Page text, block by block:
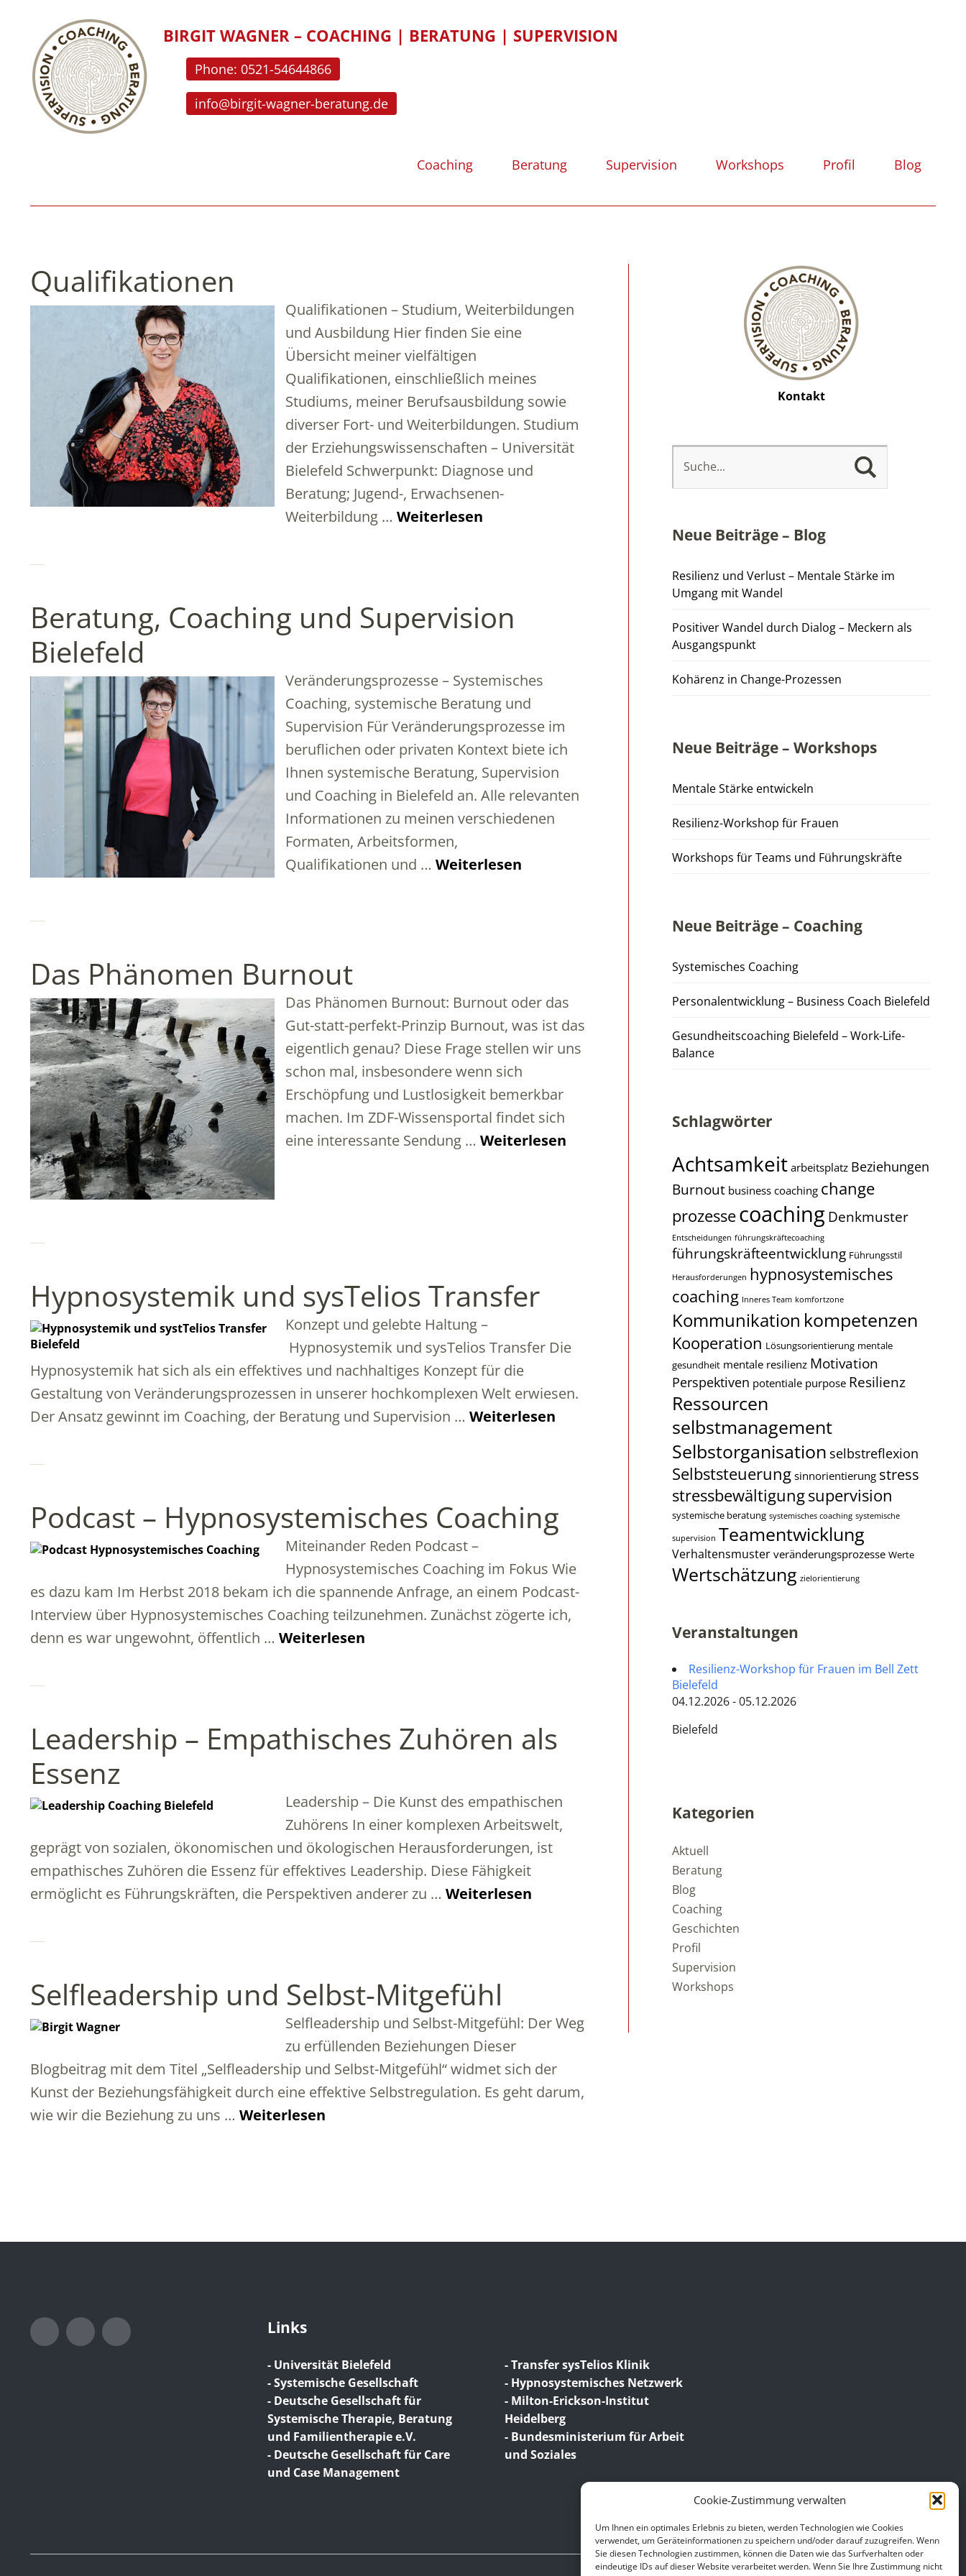
Cookie-Zustimmung verwalten
Um Ihnen ein optimales Erlebnis zu bieten, werden Technologien wie Cookies
verwendet, um Geräteinformationen zu speichern und/oder darauf zuzugreifen. Wenn
Sie diesen Technologien zustimmen, können die Daten wie das Surfverhalten oder
eindeutige IDs auf dieser Website verarbeitet werden. Wenn Sie Ihre Zustimmung nicht
BIRGIT WAGNER – COACHING | BERATUNG | SUPERVISION
Phone: 0521-54644866
info@birgit-wagner-beratung.de
Coaching Beratung Supervision Workshops Profil Blog
Qualifikationen
Qualifikationen – Studium, Weiterbildungen
und Ausbildung Hier finden Sie eine
Übersicht meiner vielfältigen
Qualifikationen, einschließlich meines
Studiums, meiner Berufsausbildung sowie
diverser Fort- und Weiterbildungen. Studium
der Erziehungswissenschaften – Universität
Bielefeld Schwerpunkt: Diagnose und
Beratung; Jugend-, Erwachsenen-
Weiterbildung … Weiterlesen
Beratung, Coaching und Supervision
Bielefeld
Veränderungsprozesse – Systemisches
Coaching, systemische Beratung und
Supervision Für Veränderungsprozesse im
beruflichen oder privaten Kontext biete ich
Ihnen systemische Beratung, Supervision
und Coaching in Bielefeld an. Alle relevanten
Informationen zu meinen verschiedenen
Formaten, Arbeitsformen,
Qualifikationen und … Weiterlesen
Das Phänomen Burnout
Das Phänomen Burnout: Burnout oder das
Gut-statt-perfekt-Prinzip Burnout, was ist das
eigentlich genau? Diese Frage stellen wir uns
schon mal, insbesondere wenn sich
Erschöpfung und Lustlosigkeit bemerkbar
machen. Im ZDF-Wissensportal findet sich
eine interessante Sendung … Weiterlesen
Hypnosystemik und sysTelios Transfer
Konzept und gelebte Haltung –
Hypnosystemik und sysTelios Transfer Die
Hypnosystemik hat sich als ein effektives und nachhaltiges Konzept für die
Gestaltung von Veränderungsprozessen in unserer hochkomplexen Welt erwiesen.
Der Ansatz gewinnt im Coaching, der Beratung und Supervision … Weiterlesen
Podcast – Hypnosystemisches Coaching
Miteinander Reden Podcast –
Hypnosystemisches Coaching im Fokus Wie
es dazu kam Im Herbst 2018 bekam ich die spannende Anfrage, an einem Podcast-
Interview über Hypnosystemisches Coaching teilzunehmen. Zunächst zögerte ich,
denn es war ungewohnt, öffentlich … Weiterlesen
Leadership – Empathisches Zuhören als
Essenz
Leadership – Die Kunst des empathischen
Zuhörens In einer komplexen Arbeitswelt,
geprägt von sozialen, ökonomischen und ökologischen Herausforderungen, ist
empathisches Zuhören die Essenz für effektives Leadership. Diese Fähigkeit
ermöglicht es Führungskräften, die Perspektiven anderer zu … Weiterlesen
Selfleadership und Selbst-Mitgefühl
Selfleadership und Selbst-Mitgefühl: Der Weg
zu erfüllenden Beziehungen Dieser
Blogbeitrag mit dem Titel „Selfleadership und Selbst-Mitgefühl“ widmet sich der
Kunst der Beziehungsfähigkeit durch eine effektive Selbstregulation. Es geht darum,
wie wir die Beziehung zu uns … Weiterlesen
Kontakt
Neue Beiträge – Blog
Resilienz und Verlust – Mentale Stärke im
Umgang mit Wandel
Positiver Wandel durch Dialog – Meckern als
Ausgangspunkt
Kohärenz in Change-Prozessen
Neue Beiträge – Workshops
Mentale Stärke entwickeln
Resilienz-Workshop für Frauen
Workshops für Teams und Führungskräfte
Neue Beiträge – Coaching
Systemisches Coaching
Personalentwicklung – Business Coach Bielefeld
Gesundheitscoaching Bielefeld – Work-Life-
Balance
Schlagwörter
Achtsamkeit arbeitsplatz Beziehungen
Burnout business coaching change
prozessecoaching Denkmuster
Entscheidungen führungskräftecoaching
führungskräfteentwicklung Führungsstil
Herausforderungen hypnosystemisches
coaching Inneres Team komfortzone
Kommunikation kompetenzen
Kooperation Lösungsorientierung mentale
gesundheit mentale resilienz Motivation
Perspektiven potentiale purpose Resilienz
Ressourcen
selbstmanagement
Selbstorganisation selbstreflexion
Selbststeuerung sinnorientierung stress
stressbewältigungsupervision
systemische beratung systemisches coaching systemische
supervision Teamentwicklung
Verhaltensmuster veränderungsprozesse Werte
Wertschätzung zielorientierung
Veranstaltungen
Resilienz-Workshop für Frauen im Bell Zett
Bielefeld
04.12.2026 - 05.12.2026
Bielefeld
Kategorien
Aktuell
Beratung
Blog
Coaching
Geschichten
Profil
Supervision
Workshops
InstagramLinkedIn Links
- Universität Bielefeld
- Systemische Gesellschaft
- Deutsche Gesellschaft für
Systemische Therapie, Beratung
und Familientherapie e.V.
- Deutsche Gesellschaft für Care
und Case Management
- Transfer sysTelios Klinik
- Hypnosystemisches Netzwerk
- Milton-Erickson-Institut
Heidelberg
- Bundesministerium für Arbeit
und Soziales